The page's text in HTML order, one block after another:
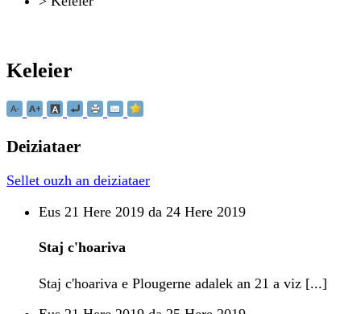
Keleier
Deiziataer
Sellet ouzh an deiziataer
Eus 21 Here 2019 da 24 Here 2019
Staj c'hoariva
Staj c'hoariva e Plougerne adalek an 21 a viz [...]